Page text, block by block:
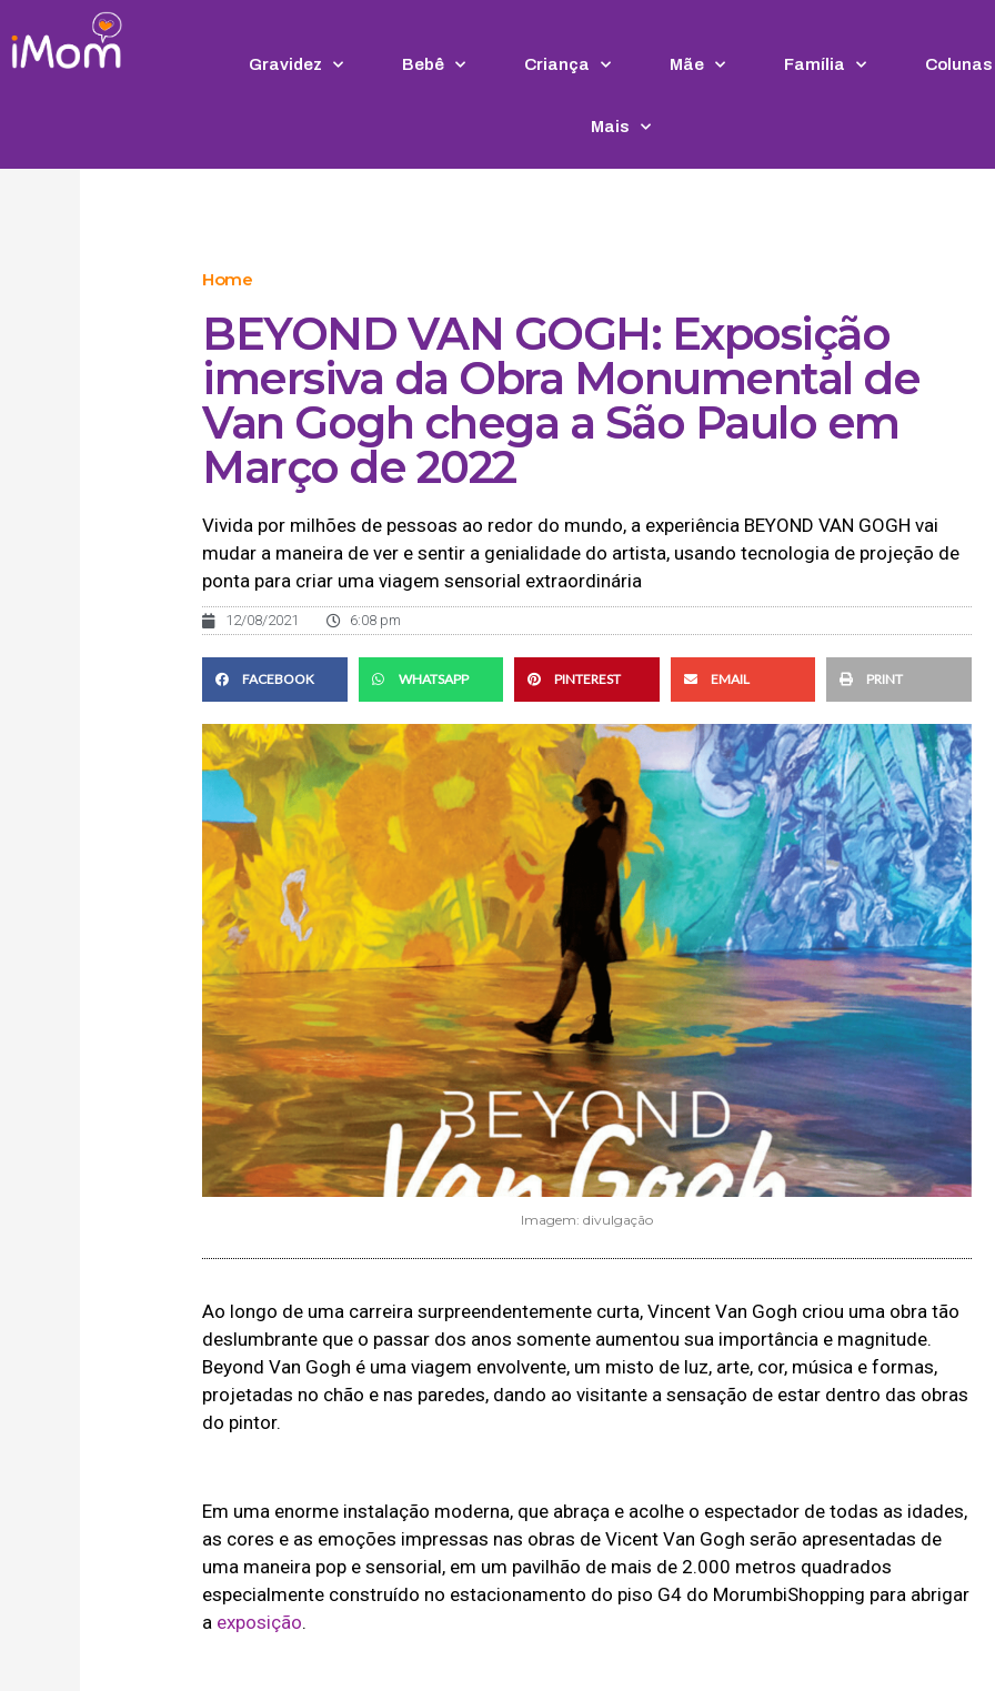
para
Gravidez Bebê Criança Mãe Família Colunas
Mais
Home
BEYOND VAN GOGH: Exposição
imersiva da Obra Monumental de
Van Gogh chega a São Paulo em
Março de 2022
Vivida por milhões de pessoas ao redor do mundo, a experiência BEYOND VAN GOGH vai
mudar a maneira de ver e sentir a genialidade do artista, usando tecnologia de projeção de
ponta para criar uma viagem sensorial extraordinária
12/08/2021 6:08 pm
FACEBOOK WHATSAPP PINTEREST EMAIL PRINT
Imagem: divulgação
Ao longo de uma carreira surpreendentemente curta, Vincent Van Gogh criou uma obra tão
deslumbrante que o passar dos anos somente aumentou sua importância e magnitude.
Beyond Van Gogh é uma viagem envolvente, um misto de luz, arte, cor, música e formas,
projetadas no chão e nas paredes, dando ao visitante a sensação de estar dentro das obras
do pintor.
Em uma enorme instalação moderna, que abraça e acolhe o espectador de todas as idades,
as cores e as emoções impressas nas obras de Vicent Van Gogh serão apresentadas de
uma maneira pop e sensorial, em um pavilhão de mais de 2.000 metros quadrados
especialmente construído no estacionamento do piso G4 do MorumbiShopping para abrigar
a exposição.